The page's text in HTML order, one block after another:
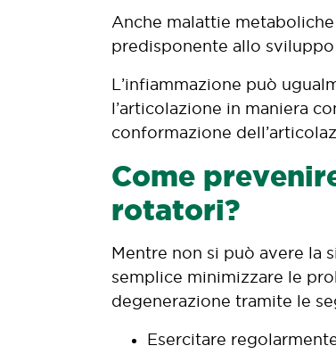
Anche malattie
predisponente allo
L’infiammazione può
l’articolazione in maniera
conformazione
Come
rotatori?
Mentre non si può avere la
semplice minimizzare le
degenerazione tramite le
Esercitare